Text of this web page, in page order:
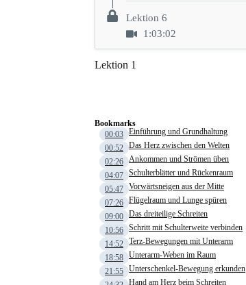
Lektion 6
1:03:02
Lektion 1
Bookmarks
00:03 Einführung und Grundhaltung
00:52 Das Herz zwischen den Welten
02:26 Ankommen und Strömen üben
04:07 Schulterblätter und Rückenraum
05:47 Vorwärtsneigen aus der Mitte
07:26 Flügelraum und Lunge spüren
09:00 Das dreiteilige Schreiten
10:56 Schritt mit Schulterweite verbinden
14:52 Terz-Bewegungen mit Unterarm
18:58 Unterarm-Weben im Raum
21:55 Unterschenkel-Bewegung erkunden
Hand am Herz beim Schreiten